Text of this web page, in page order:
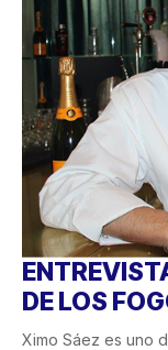
DE LOS
Ximo Sáez es uno